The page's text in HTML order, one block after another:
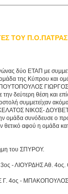
ΤΟΥ Π.Ο.ΠΑΤΡΑΣ
δύο ΕΤΑΠ με
της Κύπρου και
ΓΙΩΡΓΟΣ
δεύτερη θέση και
συμμετείχαν
ΝΙΚΟΣ-
ομάδα συνόδευσε ο
αφού η ομάδα
του ΣΠΥΡΟΥ.
- ΛΙΟΥΡΔΗΣ Αθ.
4ος -